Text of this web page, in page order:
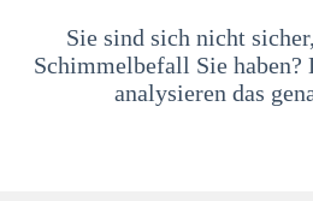
Sie sind sich nicht
Schimmelbefall Sie
analysieren das